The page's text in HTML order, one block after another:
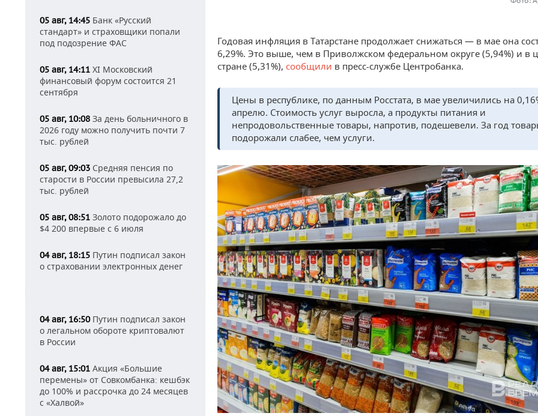
05 авг, 14:45 Банк «Русский
стандарт» и страховщики попали
под подозрение ФАС
05 авг, 14:11 XI Московский
финансовый форум состоится 21
сентября
05 авг, 10:08 За день больничного в
2026 году можно получить почти 7
тыс. рублей
05 авг, 09:03 Средняя пенсия по
старости в России превысила 27,2
тыс. рублей
05 авг, 08:51 Золото подорожало до
$4 200 впервые с 6 июля
04 авг, 18:15 Путин подписал закон
о страховании электронных денег
04 авг, 16:50Путин подписал закон
о легальном обороте криптовалют
в России
04 авг, 15:01 Акция «Большие
перемены» от Совкомбанка: кешбэк
до 100% и рассрочка до 24 месяцев
с «Халвой»
Годовая инфляция в Татарстане продолжает снижаться — в мае она
6,29%. Это выше, чем в Приволжском федеральном округе (5,94%) и в
стране (5,31%), сообщили в пресс-службе Центробанка.
Цены в республике, по данным Росстата, в мае увеличились на
апрелю. Стоимость услуг выросла, а продукты питания и
непродовольственные товары, напротив, подешевели. За год
подорожали слабее, чем услуги.